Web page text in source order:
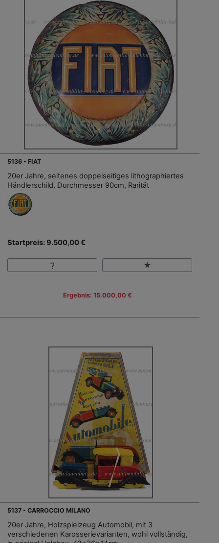
5136 - FIAT
20er Jahre, seltenes doppelseitiges lithographiertes
Händlerschild, Durchmesser 90cm, Rarität
Startpreis: 9.500,00 €
Ergebnis: 15.000,00 €
5137 - CARROCCIO MILANO
20er Jahre, Holzspielzeug Automobil, mit 3
verschiedenen Karosserievarianten, wohl vollständig,